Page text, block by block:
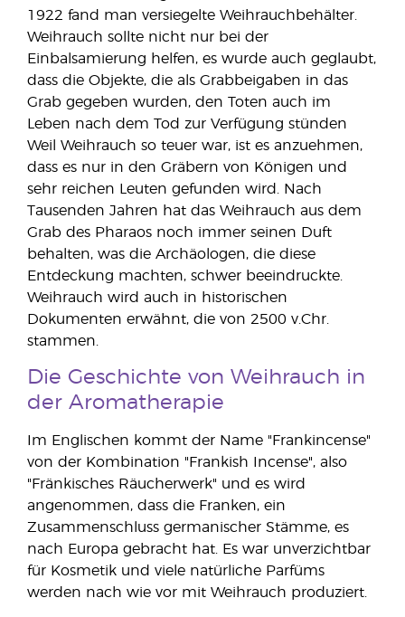
1922 fand man versiegelte Weihrauchbehälter.
Weihrauch sollte nicht nur bei der
Einbalsamierung helfen, es wurde auch geglaubt,
dass die Objekte, die als Grabbeigaben in das
Grab gegeben wurden, den Toten auch im
Leben nach dem Tod zur Verfügung stünden
Weil Weihrauch so teuer war, ist es anzuehmen,
dass es nur in den Gräbern von Königen und
sehr reichen Leuten gefunden wird. Nach
Tausenden Jahren hat das Weihrauch aus dem
Grab des Pharaos noch immer seinen Duft
behalten, was die Archäologen, die diese
Entdeckung machten, schwer beeindruckte.
Weihrauch wird auch in historischen
Dokumenten erwähnt, die von 2500 v.Chr.
stammen.
Die Geschichte von Weihrauch in
der Aromatherapie
Im Englischen kommt der Name "Frankincense"
von der Kombination "Frankish Incense", also
"Fränkisches Räucherwerk" und es wird
angenommen, dass die Franken, ein
Zusammenschluss germanischer Stämme, es
nach Europa gebracht hat. Es war unverzichtbar
für Kosmetik und viele natürliche Parfüms
werden nach wie vor mit Weihrauch produziert.